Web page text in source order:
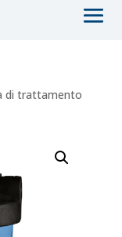
di trattamento